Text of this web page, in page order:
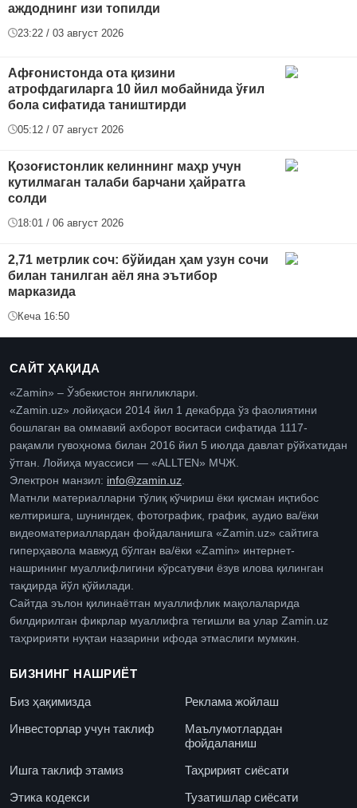
аждоднинг изи топилди
23:22 / 03 август 2026
Афғонистонда ота қизини
атрофдагиларга 10 йил мобайнида ўғил
бола сифатида таништирди
05:12 / 07 август 2026
Қозоғистонлик келиннинг маҳр учун
кутилмаган талаби барчани ҳайратга
солди
18:01 / 06 август 2026
2,71 метрлик соч: бўйидан ҳам узун сочи
билан танилган аёл яна эътибор
марказида
Кеча 16:50
САЙТ ҲАҚИДА
«Zamin» – Ўзбекистон янгиликлари.
«Zamin.uz» лойиҳаси 2014 йил 1 декабрда ўз фаолиятини
бошлаган ва оммавий ахборот воситаси сифатида 1117-
рақамли гувоҳнома билан 2016 йил 5 июлда давлат рўйхатидан
ўтган. Лойиҳа муассиси — «ALLTEN» МЧЖ.
Электрон манзил: info@zamin.uz
Матнли материалларни тўлиқ кўчириш ёки қисман иқтибос
келтиришга, шунингдек, фотографик, график, аудио ва/ёки
видеоматериаллардан фойдаланишга «Zamin.uz» сайтига
гиперҳавола мавжуд бўлган ва/ёки «Zamin» интернет-
нашрининг муаллифлигини кўрсатувчи ёзув илова қилинган
тақдирда йўл қўйилади.
Сайтда эълон қилинаётган муаллифлик мақолаларида
билдирилган фикрлар муаллифга тегишли ва улар Zamin.uz
таҳририяти нуқтаи назарини ифода этмаслиги мумкин.
БИЗНИНГ НАШРИЁТ
Биз ҳақимизда
Реклама жойлаш
Инвесторлар учун таклиф
Маълумотлардан
фойдаланиш
Ишга таклиф этамиз
Таҳририят сиёсати
Этика кодекси
Тузатишлар сиёсати